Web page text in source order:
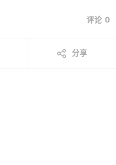
评论 0
分享